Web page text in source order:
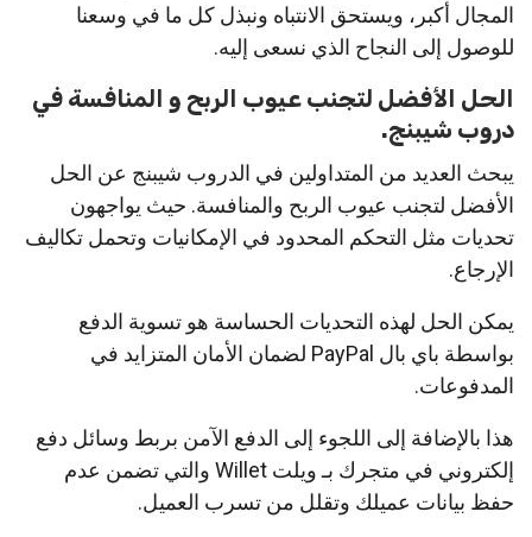
المجال أكبر، ويستحق الانتباه ونبذل كل ما في وسعنا
للوصول إلى النجاح الذي نسعى إليه.
الحل الأفضل لتجنب عيوب الربح و المنافسة في
دروب شيبنج.
يبحث العديد من المتداولين في الدروب شيبنج عن الحل
الأفضل لتجنب عيوب الربح والمنافسة. حيث يواجهون
تحديات مثل التحكم المحدود في الإمكانيات وتحمل تكاليف
الإرجاع.
يمكن الحل لهذه التحديات الحساسة هو تسوية الدفع
بواسطة باي بال PayPal لضمان الأمان المتزايد في
المدفوعات.
هذا بالإضافة إلى اللجوء إلى الدفع الآمن بربط وسائل دفع
إلكتروني في متجرك بـ ويلت Willet والتي تضمن عدم
حفظ بيانات عميلك وتقلل من تسرب العميل.